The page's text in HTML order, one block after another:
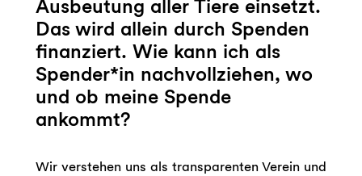
Ausbeutung aller Tiere einsetzt.
Das wird allein durch Spenden
finanziert. Wie kann ich als
Spender*in nachvollziehen, wo
und ob meine Spende
ankommt?
Wir verstehen uns als transparenten Verein und